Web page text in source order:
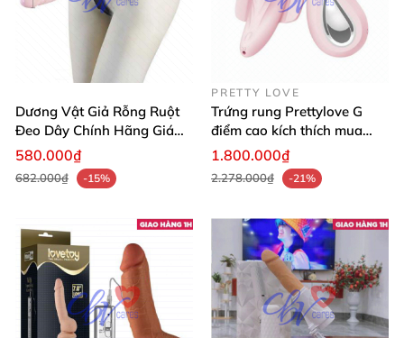
Dương Vật Giả Rỗng Ruột
Đeo Dây Chính Hãng Giá
Tốt
580.000₫
682.000₫ -15%
PRETTY LOVE
Trứng rung Prettylove G
điểm cao kích thích mua
ngay
1.800.000₫
2.278.000₫ -21%